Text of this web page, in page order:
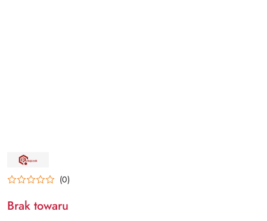
NAZWA
PRODUCENTA:
RATAJCZAK
(0)
Brak towaru